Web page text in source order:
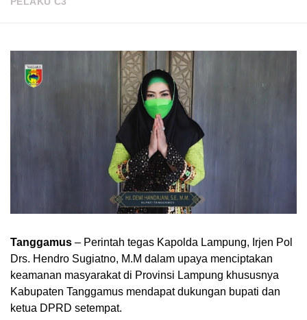
Tanggamus – Perintah tegas Kapolda Lampung, Irjen Pol
Drs. Hendro Sugiatno, M.M dalam upaya menciptakan
keamanan masyarakat di Provinsi Lampung khususnya
Kabupaten Tanggamus mendapat dukungan bupati dan
ketua DPRD setempat.